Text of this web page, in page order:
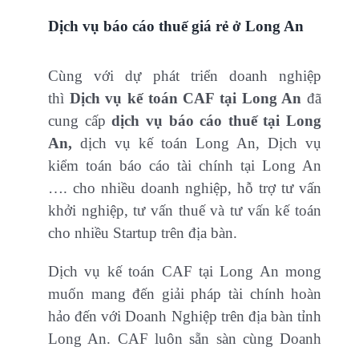
Dịch vụ báo cáo thuế giá rẻ ở Long An
Cùng với dự phát triển doanh nghiệp
thì Dịch vụ kế toán CAF tại Long An đã
cung cấpdịch vụ báo cáo thuế tại Long
An,dịch vụ kế toán Long An, Dịch vụ
kiểm toán báo cáo tài chính tại Long An
…. cho nhiều doanh nghiệp, hỗ trợ tư vấn
khởi nghiệp, tư vấn thuế và tư vấn kế toán
cho nhiều Startup trên địa bàn.
Dịch vụ kế toán CAF tại Long An mong
muốn mang đến giải pháp tài chính hoàn
hảo đến với Doanh Nghiệp trên địa bàn tỉnh
Long An. CAF luôn sẵn sàn cùng Doanh